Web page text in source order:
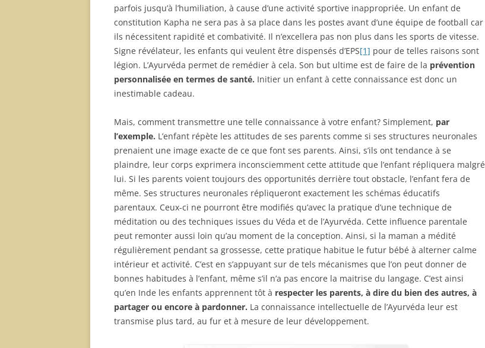
parfois jusqu’à l’humiliation, à cause d’une activité sportive inappropriée. Un enfant de
constitution Kapha ne sera pas à sa place dans les postes avant d’une équipe de football car
ils nécessitent rapidité et combativité. Il n’excellera pas non plus dans les sports de vitesse.
Signe révélateur, les enfants qui veulent être dispensés d’EPS[1] pour de telles raisons sont
légion. L’Ayurvéda permet de remédier à cela. Son but ultime est de faire de la prévention
personnalisée en termes de santé. Initier un enfant à cette connaissance est donc un
inestimable cadeau.
Mais, comment transmettre une telle connaissance à votre enfant? Simplement, par
l’exemple. L’enfant répète les attitudes de ses parents comme si ses structures neuronales
prenaient une image exacte de ce que font ses parents. Ainsi, s’ils ont tendance à se
plaindre, leur corps exprimera inconsciemment cette attitude que l’enfant répliquera malgré
lui. Si les parents voient toujours des opportunités derrière tout obstacle, l’enfant fera de
même. Ses structures neuronales répliqueront exactement les schémas éducatifs
parentaux. Ceux-ci ne pourront être modifiés qu’avec la pratique d’une technique de
méditation ou des techniques issues du Véda et de l’Ayurvéda. Cette influence parentale
peut remonter aussi loin qu’au moment de la conception. Ainsi, si la maman a médité
régulièrement pendant sa grossesse, cette pratique habitue le futur bébé à alterner calme
intérieur et activité. C’est en s’appuyant sur de tels mécanismes que l’on peut donner de
bonnes habitudes à l’enfant, même s’il n’a pas encore la maitrise du langage. C’est ainsi
qu’en Inde les enfants apprennent tôt à respecter les parents, à dire du bien des autres, à
partager ou encore à pardonner. La connaissance intellectuelle de l’Ayurvéda leur est
transmise plus tard, au fur et à mesure de leur développement.